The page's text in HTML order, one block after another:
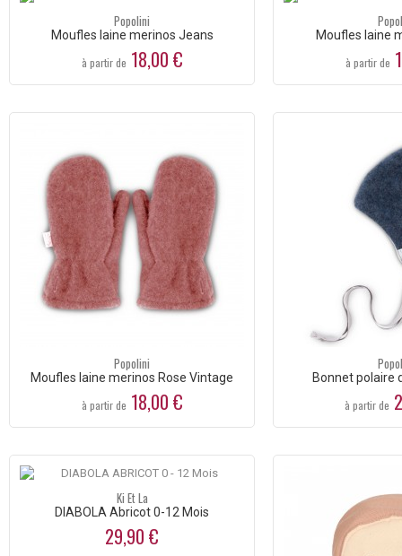
Popolini
Moufles laine merinos Jeans
à partir de 18,00 €
Moufles laine
à partir de
Popolini
Moufles laine merinos Rose Vintage
à partir de 18,00 €
Bonnet polaire
à partir de
Ki Et La
DIABOLA Abricot 0-12 Mois
29,90 €